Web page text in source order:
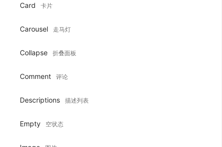
Card 卡片
Carousel 走马灯
Collapse 折叠面板
Comment 评论
Descriptions 描述列表
Empty 空状态